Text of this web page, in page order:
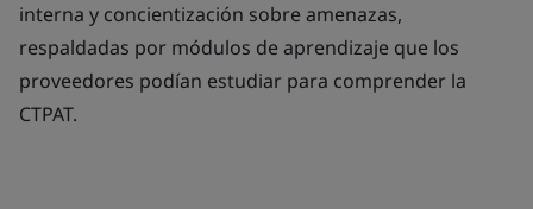
interna y concientización sobre amenazas,
respaldadas por módulos de aprendizaje que los
proveedores podían estudiar para comprender la
CTPAT.